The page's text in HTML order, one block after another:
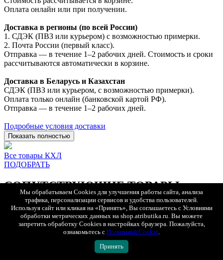
Оплата онлайн или при получении.
Доставка в регионы (по всей России)
1. СДЭК (ПВЗ или курьером) с возможностью примерки.
2. Почта России (первый класс).
Отправка — в течение 1–2 рабочих дней. Стоимость и сроки
рассчитываются автоматически в корзине.
Доставка в Беларусь и Казахстан
СДЭК (ПВЗ или курьером, с возможностью примерки).
Оплата только онлайн (банковской картой РФ).
Отправка — в течение 1–2 рабочих дней.
Подробные условия доставки
Показать полностью
Все товары КХЛ
ПОДОБРАТЬ
СОПУТСТВУЮЩИЕ ТОВАРЫ
БЫСТРЫЙ ПРОСМОТР
Мы обрабатываем Cookies для улучшения работы сайта, анализа
трафика, персонализации сервисов и удобства пользователей.
Используя сайт или кликая на «Принять», Вы соглашаетесь с Условиями
обработки метрических данных на shop.atributika.ru. Вы можете
запретить обработку Cookies в настройках браузера. Пожалуйста,
ознакомьтесь с Политикой Cookie.
Принять